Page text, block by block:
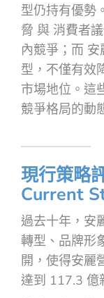
型仍持有優勢
脅 與 消費者
內競爭；而
型，不僅有效
市場地位。這
競爭格局的動
現行策略
Current
過去十年，安
轉型、品牌形
開，使得安麗
達到 117.3 億